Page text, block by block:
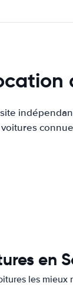
site
en
les mieux